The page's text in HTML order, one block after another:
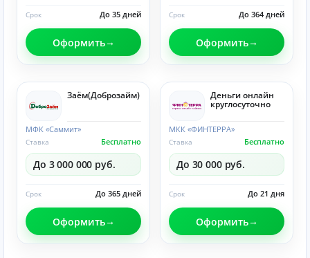
До 35 дней
Срок
Оформить
До 364 дней
Срок
Оформить
Заём(Доброзайм)
МФК «Саммит»
Бесплатно
Ставка
До 3 000 000 руб.
До 365 дней
Срок
Оформить
Деньги онлайн
круглосуточно
МКК «ФИНТЕРРА»
Бесплатно
Ставка
До 30 000 руб.
До 21 дня
Срок
Оформить